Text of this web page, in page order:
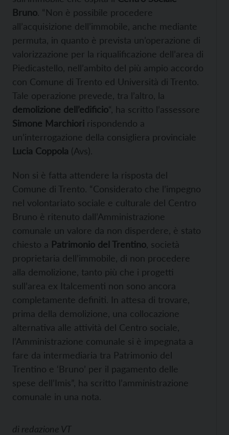
Bruno. “Non è possibile procedere
all’acquisizione dell’immobile, anche mediante
permuta, in quanto è prevista un’operazione di
valorizzazione per la riqualificazione dell’area di
Piedicastello, nell’ambito del più ampio accordo
con Comune di Trento ed Università di Trento.
Tale operazione prevede, tra l’altro, la
demolizione dell’edificio“, ha scritto l’assessore
Simone Marchiori rispondendo a
un’interrogazione della consigliera provinciale
Lucia Coppola (Avs).
Non si è fatta attendere la risposta del
Comune di Trento. “Considerato che l’impegno
nel volontariato sociale e culturale del Centro
Bruno è ritenuto dall’Amministrazione
comunale un valore da non disperdere, è stato
chiesto a Patrimonio del Trentino , società
proprietaria dell’immobile, di non procedere
alla demolizione, tanto più che i progetti
sull’area ex Italcementi non sono ancora
completamente definiti. In attesa di trovare,
prima della demolizione, una collocazione
alternativa alle attività del Centro sociale,
l’Amministrazione comunale si è impegnata a
fare da intermediaria tra Patrimonio del
Trentino e ‘Bruno’ per il pagamento delle
spese dell’Imis”, ha scritto l’amministrazione
comunale in una nota.
di redazione VT